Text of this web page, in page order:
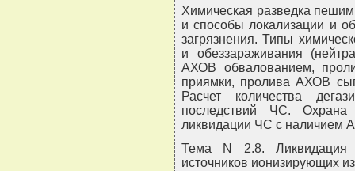
Химическая разведка
и способы локализации и
загрязнения. Типы
и обеззараживания
АХОВ обвалованием,
приямки, пролива АХОВ
Расчет количества
последствий ЧС. Охрана
ликвидации ЧС с наличием
Тема N 2.8. Ликвидация
источников ионизирующих